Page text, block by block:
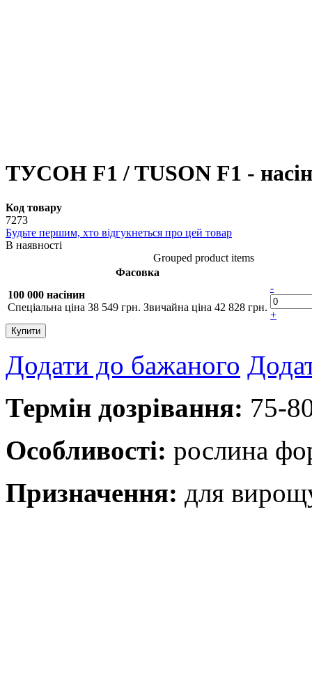
ТУСОН F1 / TUSON F1 -
Код товару
7273
Будьте першим, хто відгукнеться про цей товар
В наявності
Grouped product items
Фасовка
100 000 насінин
Спеціальна ціна 38 549 грн. Звичайна ціна 42 828 грн.
-
+
Купити
Додати до бажаного
Термін дозрівання: 75-
Особливості: рослина
Призначення: для